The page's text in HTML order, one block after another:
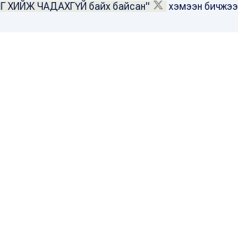
ХИЙЖ ЧАДАХГҮЙ байх байсан"
хэмээн бичжээ